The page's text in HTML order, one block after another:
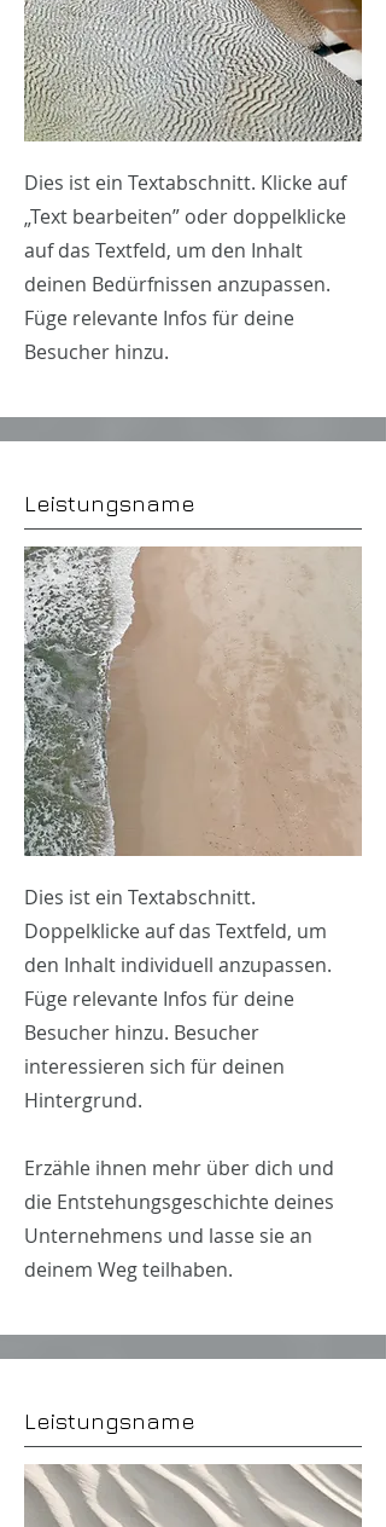
Dies ist ein Textabschnitt. Klicke auf
„Text bearbeiten” oder doppelklicke
auf das Textfeld, um den Inhalt
deinen Bedürfnissen anzupassen.
Füge relevante Infos für deine
Besucher hinzu.
Leistungsname
Dies ist ein Textabschnitt.
Doppelklicke auf das Textfeld, um
den Inhalt individuell anzupassen.
Füge relevante Infos für deine
Besucher hinzu. Besucher
interessieren sich für deinen
Hintergrund.
Erzähle ihnen mehr über dich und
die Entstehungsgeschichte deines
Unternehmens und lasse sie an
deinem Weg teilhaben.
Leistungsname